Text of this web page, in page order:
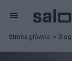
Strona główna Blogi